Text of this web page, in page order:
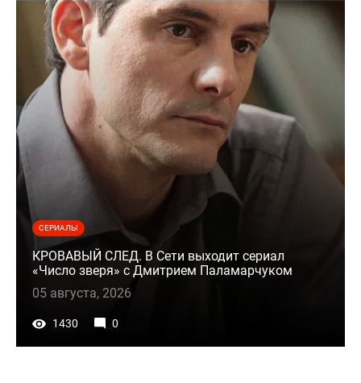
СЕРИАЛЫ
КРОВАВЫЙ СЛЕД. В Сети выходит сериал
«Число зверя» с Дмитрием Паламарчуком
05 августа, 2026
1430 0